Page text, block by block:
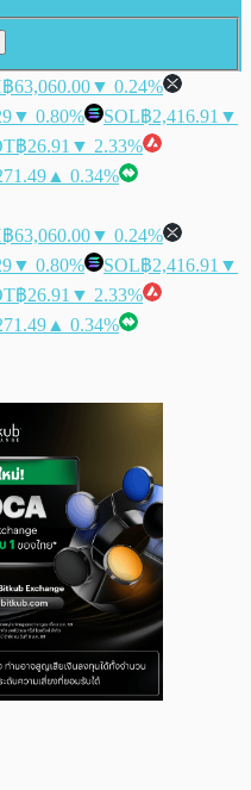
฿63,060.00▼ 0.24%
▼ 0.80% SOL฿2,416.91 ▼
฿26.91 ▼ 2.33%
▲ 0.34%
฿63,060.00▼ 0.24%
▼ 0.80% SOL฿2,416.91 ▼
฿26.91 ▼ 2.33%
▲ 0.34%